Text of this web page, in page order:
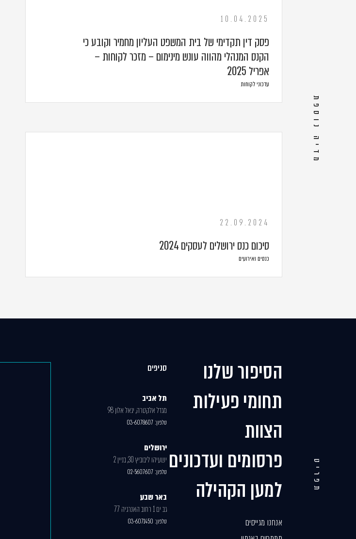
מדיה נוספת
10.04.2025
פסק דין תקדימי של בית המשפט העליון מחמיר וקובע כי
הקנס המנהלי מהווה עונש מינימום – מזכר לקוחות –
אפריל 2025
עדכוני לקוחות
22.09.2024
סיכום כנס ירושלים לעסקים 2024
כנסים ואירועים
תפריט
הסיפור שלנו
תחומי פעילות
הצוות
פרסומים ועדכונים
למען הקהילה
אנחנו מגייסים
סניפים
תל אביב
מגדל אלקטרה, יגאל אלון 98
טלפון: 03-6078607
ירושלים
ישעיהו ליבוביץ 30, בניין 2
טלפון: 02-5607607
באר שבע
גב ים 1 רחוב האנרגיה 77
טלפון: 03-6071450